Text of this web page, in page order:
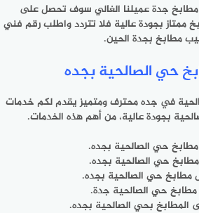
جدة عميلنا الغالي سوف تحصل على
بجودة عالية فلا تتردد واطلب رقم فني
مطابخ بجدة الحين.
حي الصالحية بجده
في جده محترف ومتميز يقدم لكم خدمات
بجودة عالية، من أهم هذه الخدمات.
حي الصالحية بجده.
حي الصالحية بجده.
مطابخ حي الصالحية بجده.
حي الصالحية جدة.
المطابخ بحي الصالحية بجده.